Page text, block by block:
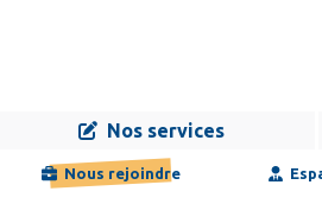
Navigation
Nos services
Nous rejoindre